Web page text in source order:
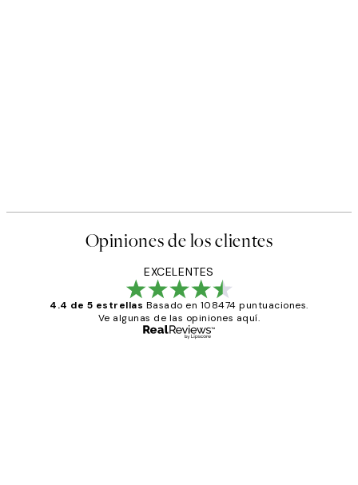
Opiniones de los clientes
EXCELENTES
4.4 de 5 estrellas Basado en 108474 puntuaciones.
Ve algunas de las opiniones aquí.